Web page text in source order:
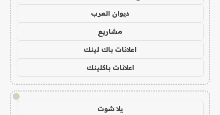
ديوان العرب
مشاريع
اعلانات باك لينك
اعلانات باكلينك
!
يلا شوت